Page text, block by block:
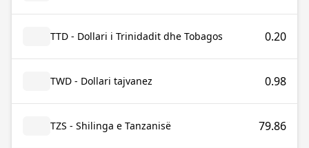
TTD - Dollari i Trinidadit dhe Tobagos 0.20
TWD - Dollari tajvanez 0.98
TZS - Shilinga e Tanzanisë 79.86